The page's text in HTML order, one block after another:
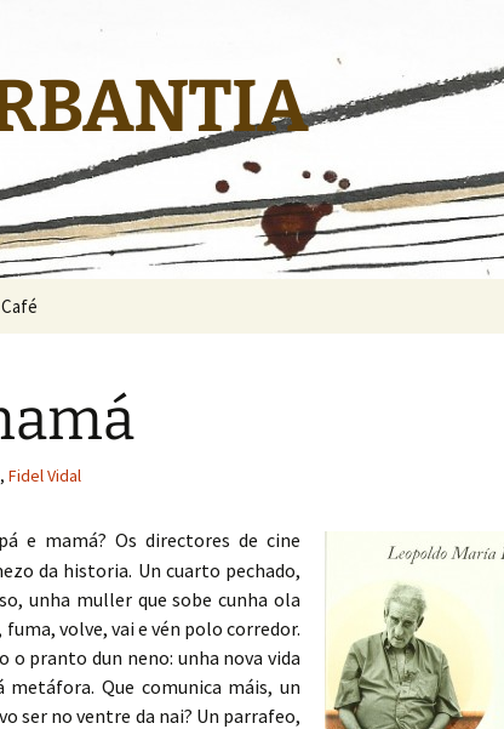
, Fidel Vidal
e mamá? Os directores de cine
da historia. Un cuarto pechado,
unha muller que sobe cunha ola
fuma, volve, vai e vén polo corredor.
o pranto dun neno: unha nova vida
Que comunica máis, un
ser no ventre da nai? Un parrafeo,